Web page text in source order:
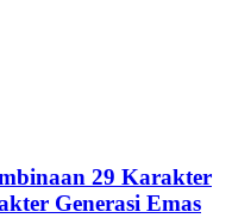
29 Karakter
Generasi Emas